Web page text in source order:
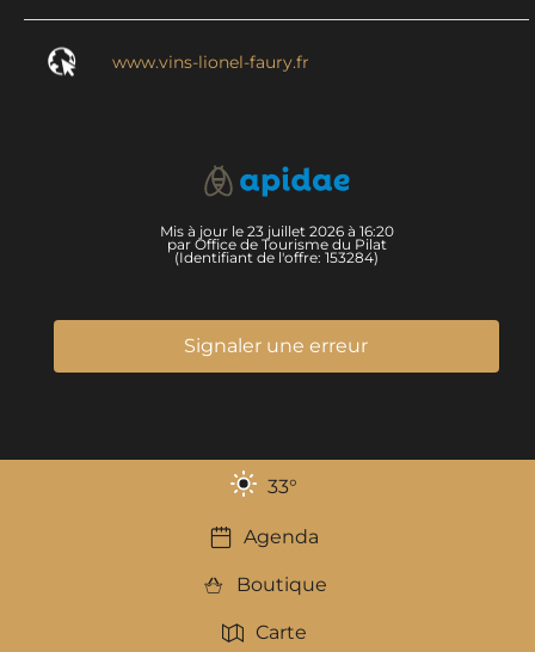
www.vins-lionel-faury.fr
Mis à jour le 23 juillet 2026 à 16:20
par Office de Tourisme du Pilat
(Identifiant de l'offre: 153284)
Signaler une erreur
33°
Agenda
Boutique
Carte